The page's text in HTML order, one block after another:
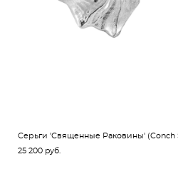
Серьги 'Священные Раковины' (Conch
25 200 pуб.